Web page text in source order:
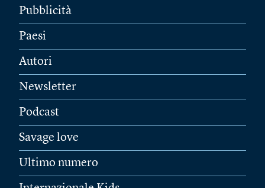
Pubblicità
Paesi
Autori
Newsletter
Podcast
Savage love
Ultimo numero